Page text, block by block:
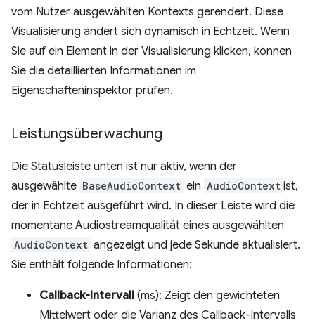
vom Nutzer ausgewählten Kontexts gerendert. Diese
Visualisierung ändert sich dynamisch in Echtzeit. Wenn
Sie auf ein Element in der Visualisierung klicken, können
Sie die detaillierten Informationen im
Eigenschafteninspektor prüfen.
Leistungsüberwachung
Die Statusleiste unten ist nur aktiv, wenn der
ausgewählte BaseAudioContext ein AudioContext ist,
der in Echtzeit ausgeführt wird. In dieser Leiste wird die
momentane Audiostreamqualität eines ausgewählten
AudioContext angezeigt und jede Sekunde aktualisiert.
Sie enthält folgende Informationen:
Callback-Intervall (ms): Zeigt den gewichteten
Mittelwert oder die Varianz des Callback-Intervalls